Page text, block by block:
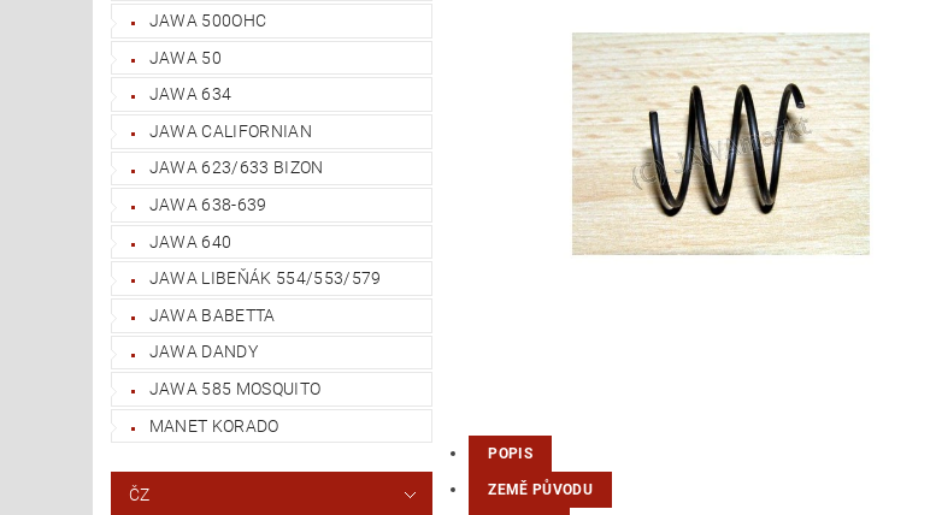
JAWA 500OHC
JAWA 50
JAWA 634
JAWA CALIFORNIAN
JAWA 623/633 BIZON
JAWA 638-639
JAWA 640
JAWA LIBEŇÁK 554/553/579
JAWA BABETTA
JAWA DANDY
JAWA 585 MOSQUITO
MANET KORADO
ČZ
POPIS
ZEMĚ PŮVODU